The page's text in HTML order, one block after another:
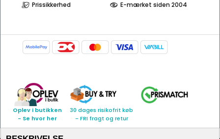
Prissikkerhed
E-mærket siden 2004
Oplev i butikken
- Se hvor her
30 dages risikofrit køb
- FRI fragt og retur